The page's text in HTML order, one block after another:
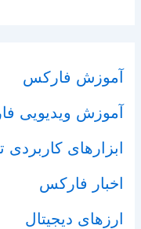
آموزش فارکس
آموزش ویدیویی
ابزارهای کاربردی
اخبار فارکس
ارزهای دیجیتال